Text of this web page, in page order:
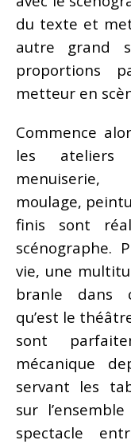
du texte et
autre grand
proportions
metteur en
Commence
les ateliers
menuiserie,
moulage,
finis sont
scénographe.
vie, une
branle dans
qu’est le
sont
mécanique
servant les
sur
spectacle